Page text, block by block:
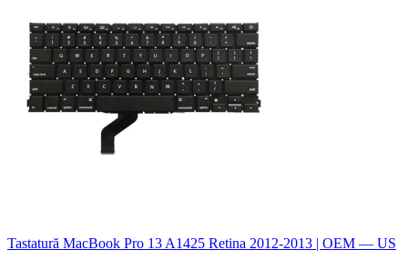
Tastatură MacBook Pro 13 A1425 Retina 2012-2013 | OEM — US